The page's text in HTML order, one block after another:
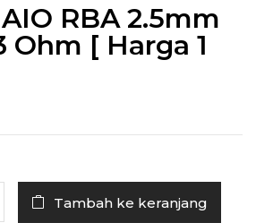
RBA 2.5mm
Ohm [ Harga 1
Tambah ke keranjang